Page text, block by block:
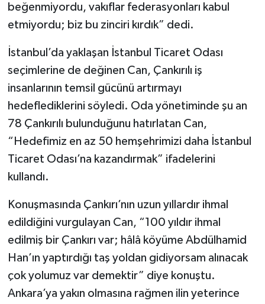
beğenmiyordu, vakıflar federasyonları kabul
etmiyordu; biz bu zinciri kırdık” dedi.
İstanbul’da yaklaşan İstanbul Ticaret Odası
seçimlerine de değinen Can, Çankırılı iş
insanlarının temsil gücünü artırmayı
hedeflediklerini söyledi. Oda yönetiminde şu an
78 Çankırılı bulunduğunu hatırlatan Can,
“Hedefimiz en az 50 hemşehrimizi daha İstanbul
Ticaret Odası’na kazandırmak” ifadelerini
kullandı.
Konuşmasında Çankırı’nın uzun yıllardır ihmal
edildiğini vurgulayan Can, “100 yıldır ihmal
edilmiş bir Çankırı var; hâlâ köyüme Abdülhamid
Han’ın yaptırdığı taş yoldan gidiyorsam alınacak
çok yolumuz var demektir” diye konuştu.
Ankara’ya yakın olmasına rağmen ilin yeterince